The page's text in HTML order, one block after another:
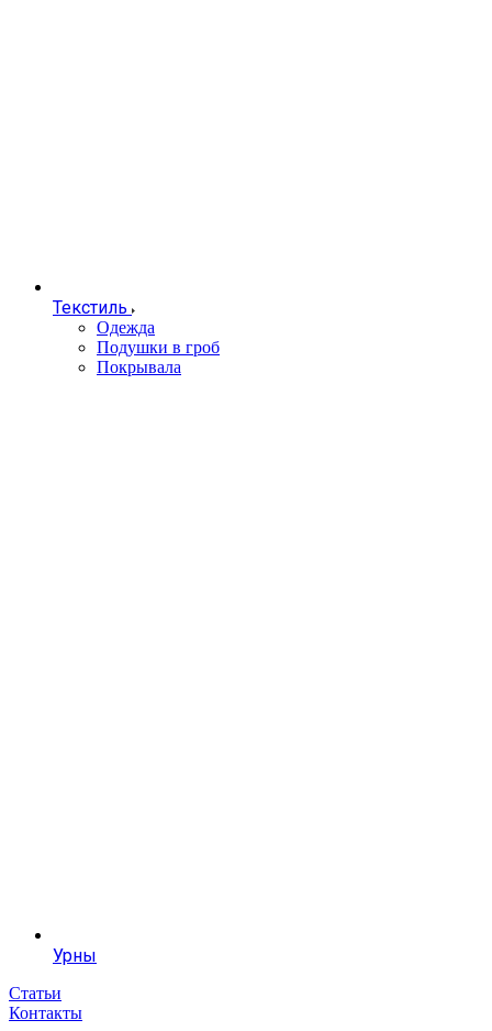
Текстиль
Одежда
Подушки в гроб
Покрывала
Урны
Статьи
Контакты